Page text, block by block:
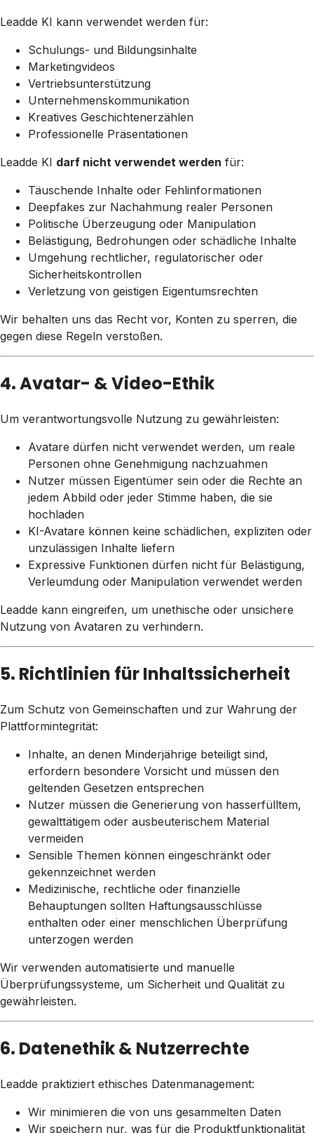
Leadde KI kann verwendet werden für:
Schulungs- und Bildungsinhalte
Marketingvideos
Vertriebsunterstützung
Unternehmenskommunikation
Kreatives Geschichtenerzählen
Professionelle Präsentationen
Leadde KI darf nicht verwendet werden für:
Täuschende Inhalte oder Fehlinformationen
Deepfakes zur Nachahmung realer Personen
Politische Überzeugung oder Manipulation
Belästigung, Bedrohungen oder schädliche Inhalte
Umgehung rechtlicher, regulatorischer oder
Sicherheitskontrollen
Verletzung von geistigen Eigentumsrechten
Wir behalten uns das Recht vor, Konten zu sperren, die
gegen diese Regeln verstoßen.
4. Avatar- & Video-Ethik
Um verantwortungsvolle Nutzung zu gewährleisten:
Avatare dürfen nicht verwendet werden, um reale
Personen ohne Genehmigung nachzuahmen
Nutzer müssen Eigentümer sein oder die Rechte an
jedem Abbild oder jeder Stimme haben, die sie
hochladen
KI-Avatare können keine schädlichen, expliziten oder
unzulässigen Inhalte liefern
Expressive Funktionen dürfen nicht für Belästigung,
Verleumdung oder Manipulation verwendet werden
Leadde kann eingreifen, um unethische oder unsichere
Nutzung von Avataren zu verhindern.
5. Richtlinien für Inhaltssicherheit
Zum Schutz von Gemeinschaften und zur Wahrung der
Plattformintegrität:
Inhalte, an denen Minderjährige beteiligt sind,
erfordern besondere Vorsicht und müssen den
geltenden Gesetzen entsprechen
Nutzer müssen die Generierung von hasserfülltem,
gewalttätigem oder ausbeuterischem Material
vermeiden
Sensible Themen können eingeschränkt oder
gekennzeichnet werden
Medizinische, rechtliche oder finanzielle
Behauptungen sollten Haftungsausschlüsse
enthalten oder einer menschlichen Überprüfung
unterzogen werden
Wir verwenden automatisierte und manuelle
Überprüfungssysteme, um Sicherheit und Qualität zu
gewährleisten.
6. Datenethik & Nutzerrechte
Leadde praktiziert ethisches Datenmanagement:
Wir minimieren die von uns gesammelten Daten
Wir speichern nur, was für die Produktfunktionalität